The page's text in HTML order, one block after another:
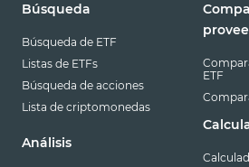
Búsqueda
Búsqueda de ETF
Listas de ETFs
Búsqueda de acciones
Lista de criptomonedas
Análisis
ETF